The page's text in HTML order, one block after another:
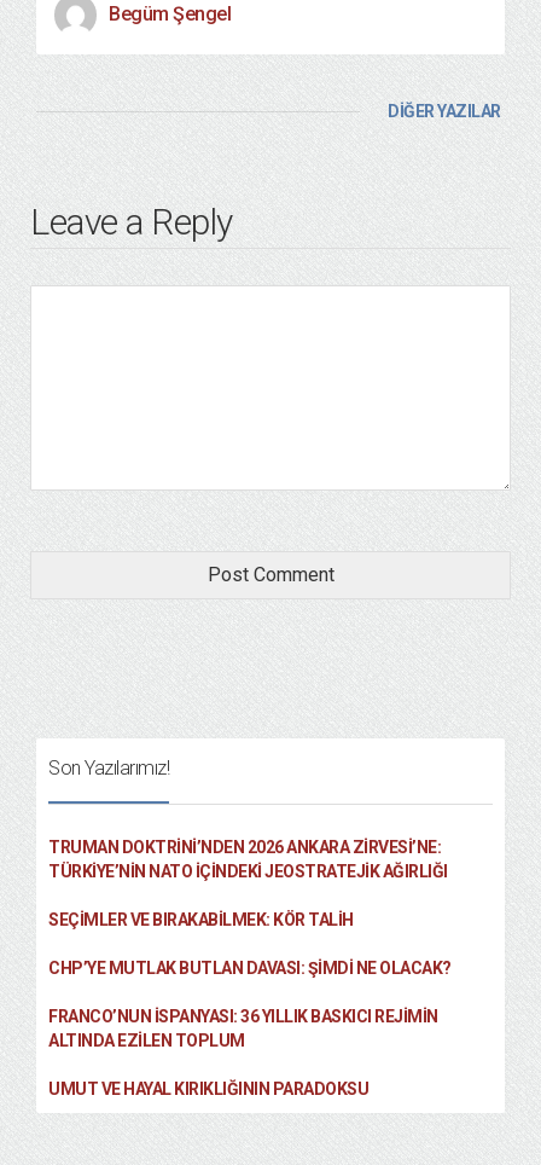
Begüm Şengel
DİĞER YAZILAR
Leave a Reply
Son Yazılarımız!
TRUMAN DOKTRINI’NDEN 2026 ANKARA ZIRVESI’NE:
TÜRKIYE’NIN NATO İÇINDEKI JEOSTRATEJIK AĞIRLIĞI
SEÇIMLER VE BIRAKABILMEK: KÖR TALIH
CHP’YE MUTLAK BUTLAN DAVASI: ŞİMDİ NE OLACAK?
FRANCO’NUN İSPANYASI: 36 YILLIK BASKICI REJIMIN
ALTINDA EZILEN TOPLUM
UMUT VE HAYAL KIRIKLIĞININ PARADOKSU